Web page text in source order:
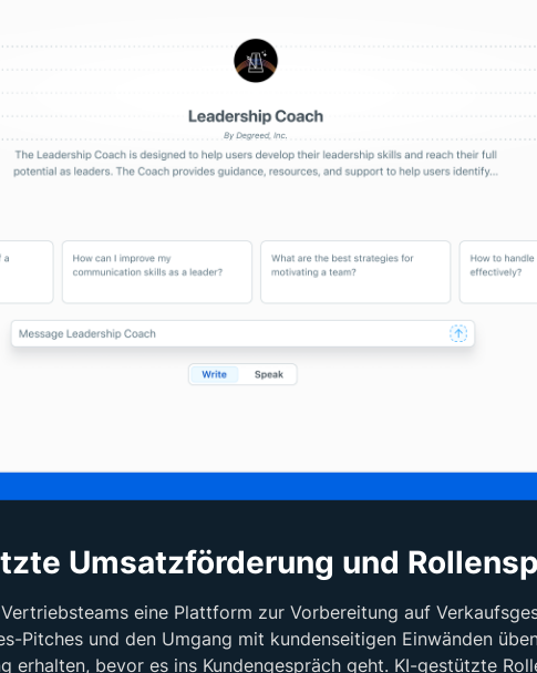
Umsatzförderung und
eine Plattform zur Vorbereitung auf
Pitches und den Umgang mit kundenseitigen Einwänden
erhalten, bevor es ins Kundengespräch geht. KI-gestützte